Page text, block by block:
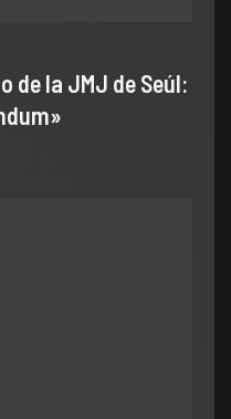
de la JMJ de Seúl: